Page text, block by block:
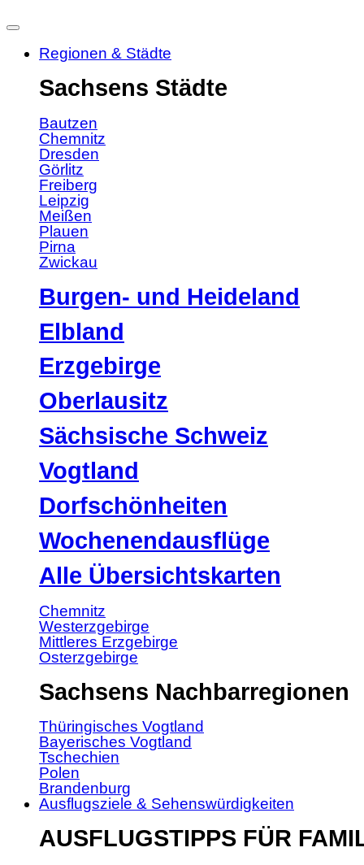
Regionen & Städte
Sachsens Städte
Bautzen
Chemnitz
Dresden
Görlitz
Freiberg
Leipzig
Meißen
Plauen
Pirna
Zwickau
Burgen- und Heideland
Elbland
Erzgebirge
Oberlausitz
Sächsische Schweiz
Vogtland
Dorfschönheiten
Wochenendausflüge
Alle Übersichtskarten
Chemnitz
Westerzgebirge
Mittleres Erzgebirge
Osterzgebirge
Sachsens Nachbarregionen
Thüringisches Vogtland
Bayerisches Vogtland
Tschechien
Polen
Brandenburg
Ausflugsziele & Sehenswürdigkeiten
AUSFLUGSTIPPS FÜR